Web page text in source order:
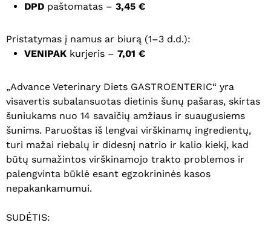
DPD paštomatas – 3,45 €
Pristatymas į namus ar biurą (1–3 d.d.):
VENIPAK kurjeris – 7,01 €
„Advance Veterinary Diets GASTROENTERIC“ yra
visavertis subalansuotas dietinis šunų pašaras, skirtas
šuniukams nuo 14 savaičių amžiaus ir suaugusiems
šunims. Paruoštas iš lengvai virškinamų ingredientų,
turi mažai riebalų ir didesnį natrio ir kalio kiekį, kad
būtų sumažintos virškinamojo trakto problemos ir
palengvinta būklė esant egzokrininės kasos
nepakankamumui.
SUDĖTIS: